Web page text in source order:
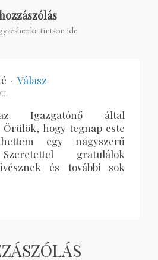
kattintson ide
· Válasz
Igazgatónő által
Örülök, hogy tegnap este
egy nagyszerű
gratulálok
és további sok